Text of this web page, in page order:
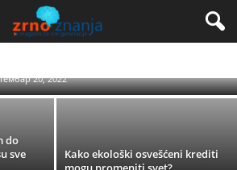
uz dinarsku štednju u
20, 2022
do
sve
Kako ekološki osvešćeni krediti